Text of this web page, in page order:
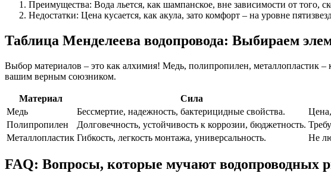
Преимущества: Вода льется, как шампанское, вне зависимости от того,
Недостатки: Цена кусается, как акула, зато комфорт – на уровне
Таблица Менделеева водопровода: Выбираем
Выбор материалов – это как алхимия! Медь, полипропилен, металлопластик –
вашим верным союзником.
Материал Сила
Медь
Бессмертие, надежность, бактерицидные свойства.
Полипропилен
Долговечность, устойчивость к коррозии, бюджетность.
Металлопластик Гибкость, легкость монтажа, универсальность. Не
FAQ: Вопросы, которые мучают водопроводных